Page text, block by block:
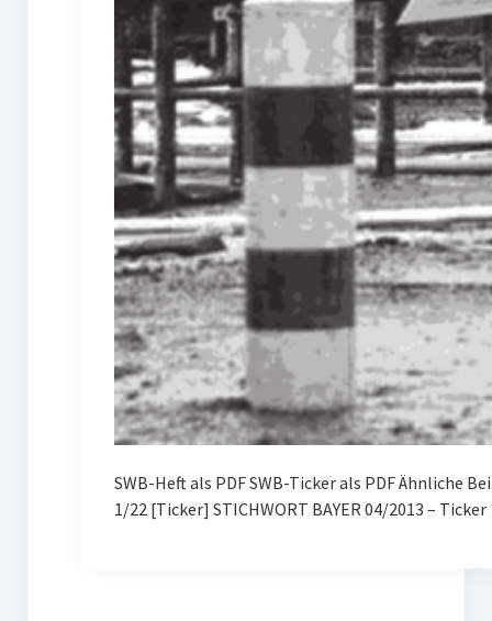
SWB-Heft als PDF SWB-Ticker als PDF Ähnliche
1/22 [Ticker] STICHWORT BAYER 04/2013 – Ticker